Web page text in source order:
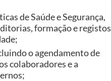
de Saúde e Segurança,
formação e registos
o agendamento de
colaboradores e a